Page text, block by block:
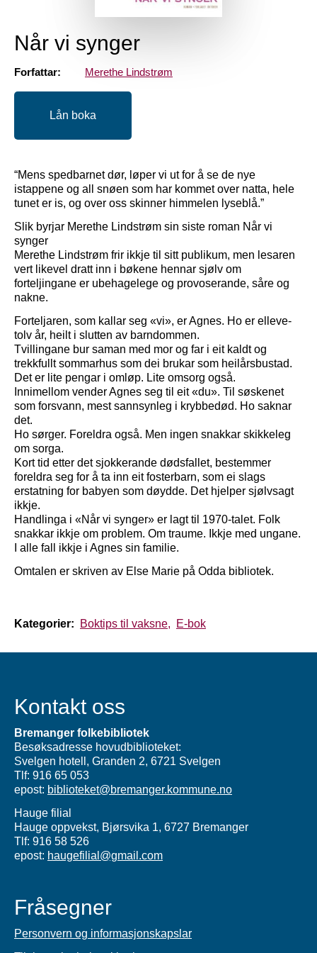
Når vi synger
Forfattar: Merethe Lindstrøm
Lån boka
“Mens spedbarnet dør, løper vi ut for å se de nye
istappene og all snøen som har kommet over natta, hele
tunet er is, og over oss skinner himmelen lyseblå.”
Slik byrjar Merethe Lindstrøm sin siste roman Når vi
synger
Merethe Lindstrøm frir ikkje til sitt publikum, men lesaren
vert likevel dratt inn i bøkene hennar sjølv om
forteljingane er ubehagelege og provoserande, såre og
nakne.
Forteljaren, som kallar seg «vi», er Agnes. Ho er elleve-
tolv år, heilt i slutten av barn­dommen.
Tvillingane bur saman med mor og far i eit kaldt og
trekkfullt sommar­hus som dei brukar som heilårs­bustad.
Det er lite pengar i omløp. Lite omsorg også.
Innimellom vender Agnes seg til eit «du». Til søskenet
som forsvann, mest sannsynleg i krybbedød. Ho saknar
det.
Ho sørger. Foreldra også. Men ingen snakkar skikkeleg
om sorga.
Kort tid etter det sjokkerande dødsfallet, bestemmer
foreldra seg for å ta inn eit foster­barn, som ei slags
erstatning for babyen som døydde. Det hjelper sjølvsagt
ikkje.
Handlinga i «Når vi synger» er lagt til 1970-talet. Folk
snakkar ikkje om problem. Om traume. Ikkje med ungane.
I alle fall ikkje i Agnes sin familie.
Omtalen er skriven av Else Marie på Odda bibliotek.
Kategorier: Boktips til vaksne, E-bok
Kontakt oss
Bremanger folkebibliotek
Besøksadresse hovudbiblioteket:
Svelgen hotell, Granden 2, 6721 Svelgen
Tlf: 916 65 053
epost: biblioteket@bremanger.kommune.no
Hauge filial
Hauge oppvekst, Bjørsvika 1, 6727 Bremanger
Tlf: 916 58 526
epost: haugefilial@gmail.com
Fråsegner
Personvern og informasjonskapslar